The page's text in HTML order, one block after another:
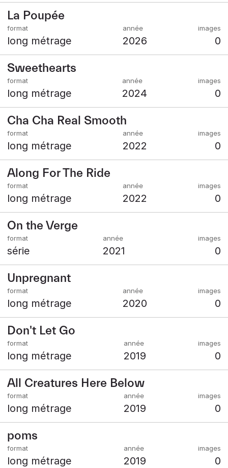
La Poupée
long métrage 2026 0
Sweethearts
long métrage 2024 0
Cha Cha Real Smooth
long métrage 2022 0
Along For The Ride
long métrage 2022 0
On the Verge
série 2021 0
Unpregnant
long métrage 2020 0
Don't Let Go
long métrage 2019 0
All Creatures Here Below
long métrage 2019 0
poms
long métrage 2019 0